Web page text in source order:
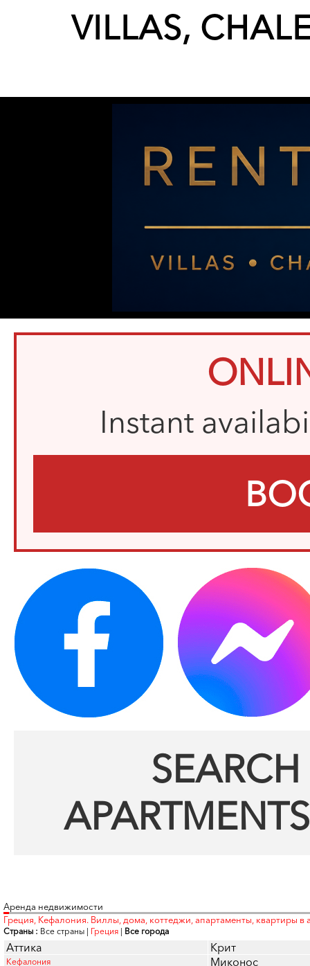
VILLAS,
Instant
Аренда недвижимости
Греция, Кефалония. Виллы, дома, коттеджи, апартаменты, квартиры в
Страны : Все страны | Греция | Все города
Аттика Крит
Кефалония
Миконос